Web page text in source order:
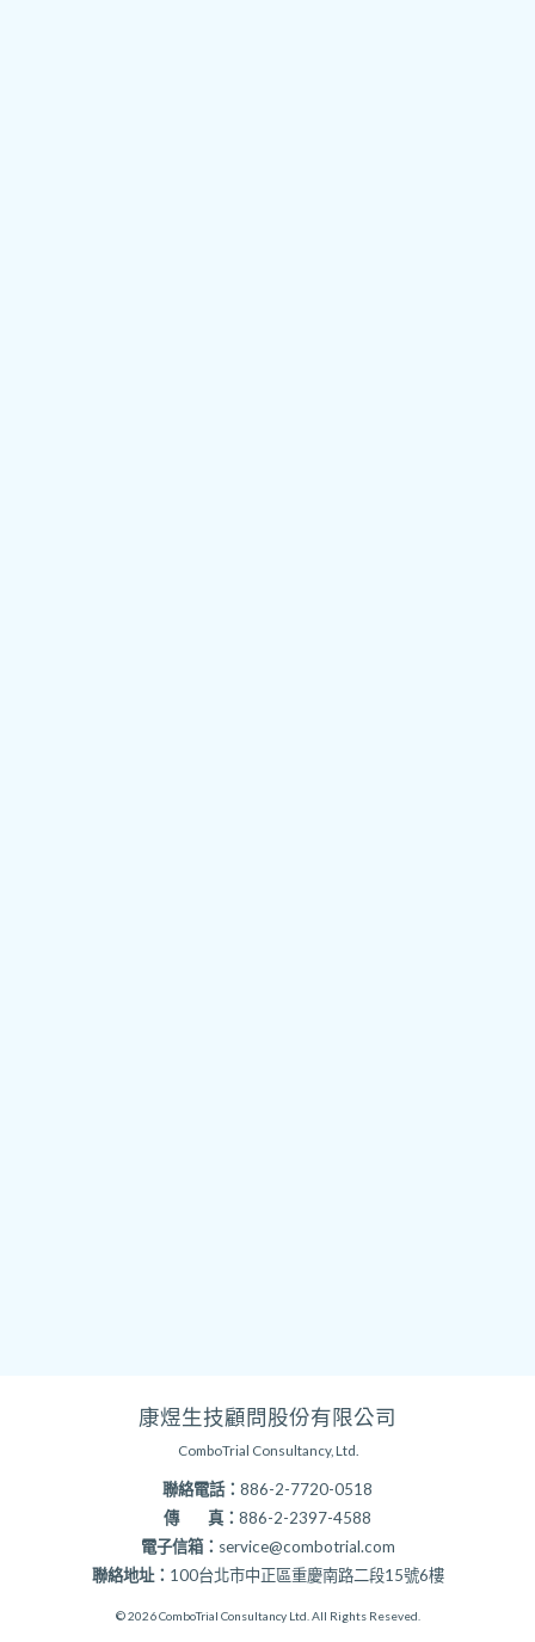
康煜生技顧問股份有限公司
ComboTrial Consultancy, Ltd.
聯絡電話： 886-2-7720-0518
傳 真： 886-2-2397-4588
電子信箱： service@combotrial.com
聯絡地址： 100台北市中正區重慶南路二段15號6樓
© 2026 ComboTrial Consultancy Ltd. All Rights Reseved.